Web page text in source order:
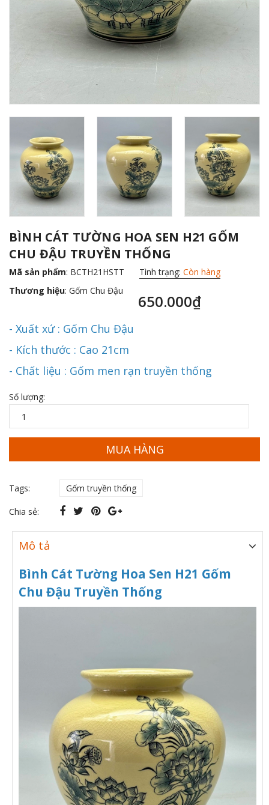
BÌNH CÁT TƯỜNG HOA SEN H21 GỐM
CHU ĐẬU TRUYỀN THỐNG
Mã sản phẩm: BCTH21HSTT
Thương hiệu: Gốm Chu Đậu
Tình trạng: Còn hàng
650.000₫
- Xuất xứ : Gốm Chu Đậu
- Kích thước : Cao 21cm
- Chất liệu : Gốm men rạn truyền thống
Số lượng:
MUA HÀNG
Tags: Gốm truyền thống
Chia sẻ:
Mô tả
Bình Cát Tường Hoa Sen H21 Gốm
Chu Đậu Truyền Thống